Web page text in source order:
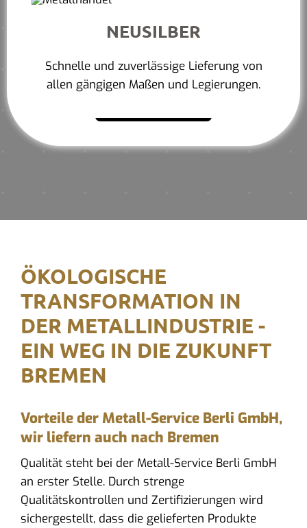
NEUSILBER
Schnelle und zuverlässige Lieferung von
allen gängigen Maßen und Legierungen.
ÖKOLOGISCHE
TRANSFORMATION IN
DER METALLINDUSTRIE -
EIN WEG IN DIE ZUKUNFT
BREMEN
Vorteile der Metall-Service Berli GmbH,
wir liefern auch nach Bremen
Qualität steht bei der Metall-Service Berli GmbH
an erster Stelle. Durch strenge
Qualitätskontrollen und Zertifizierungen wird
sichergestellt, dass die gelieferten Produkte